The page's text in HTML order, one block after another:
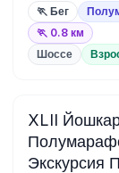
🏃 Бег
🏃 0.8 км
Шоссе
XLII
Экскурсия